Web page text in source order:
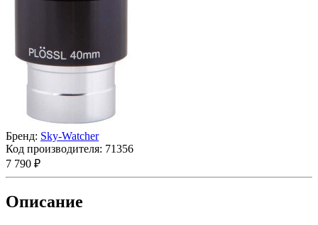
Бренд: Sky-Watcher
Код производителя: 71356
7 790 ₽
Описание